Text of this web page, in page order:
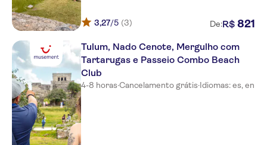
HYAT ZIVA CANCUN
RIU Lupita
Grand Oasis Cancun
RIU Yucatan
Club Riu Tequila All Inclusive
RIU Riviera Maya
3,27/5 (3) De:R$ 821
Tulum, Nado Cenote, Mergulho com
Tartarugas e Passeio Combo Beach
Club
4-8 horas·Cancelamento grátis·Idiomas: es, en